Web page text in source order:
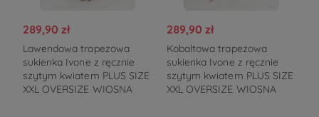
289,90 zł
Lawendowa trapezowa
sukienka Ivone z ręcznie
szytym kwiatem PLUS SIZE
XXL OVERSIZE WIOSNA
289,90 zł
Kobaltowa trapezowa
sukienka Ivone z ręcznie
szytym kwiatem PLUS SIZE
XXL OVERSIZE WIOSNA